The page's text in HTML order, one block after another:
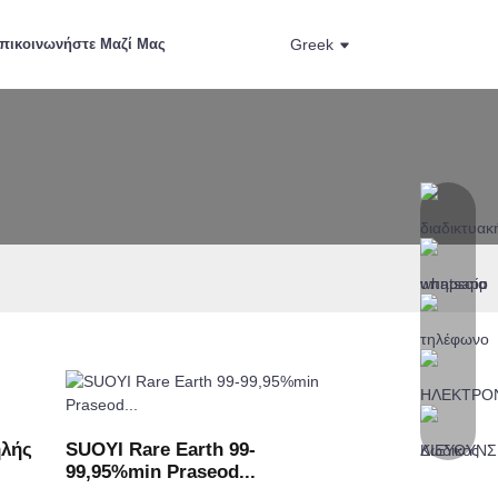
Μαζί Μας Greek
SUOYI Rare Earth 99-
99,95%min Praseod...